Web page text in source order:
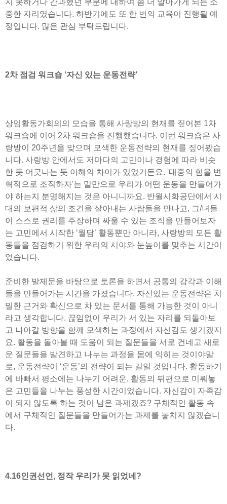
지 못하거나 간과했던 부분에 대하여 좀 더 알아가게 되는 소
중한 자리였습니다. 하반기에도 또 한 번의 교육이 진행될 예
정입니다. 많은 관심 부탁드립니다.
2차 점검 워크숍 ‘자신 있는 운동전략’
상임활동가회의의 모습을 통해 사랑방의 현재를 짚어본 1차
워크숍에 이어 2차 워크숍을 진행했습니다. 이번 워크숍은 사
랑방이 20주년을 맞으며 모색한 운동전략의 현재를 짚어봤습
니다. 사랑방 안에서도 저마다의 고민이나 경험에 따라 비슷
한 듯 어긋나는 듯 이해의 차이가 있었거든요. '대중의 힘을 변
혁적으로 조직하자'는 말만으로 우리가 어떤 운동을 만들어가
야 하는지 분명해지는 것은 아니니까요. 반월시화공단에서 시
대의 보편적 삶의 조건을 살아내는 사람들을 만나고, 그/녀들
이 스스로 권리를 주장하며 싸울 수 있는 조직을 만들어보자
는 고민에서 시작한 ‘월담’ 활동뿐만 아니라, 사랑방의 모든 활
동들을 점검하기 위한 우리의 시야와 눈높이를 맞추는 시간이
었습니다.
준비한 발제문을 바탕으로 토론을 하면서 공통의 감각과 이해
들을 만들어가는 시간을 가졌습니다. 자신있는 운동전략은 치
밀한 근거와 확신으로 차 있는 문서를 통해 가능한 것이 아니
라고 생각합니다. 끊임없이 우리가 서 있는 자리를 되돌아보
고 나아갈 방향을 함께 모색하는 과정에서 자신감도 생기겠지
요. 활동을 돌아볼 때 도움이 되는 질문들을 서로 건네고 새로
운 질문들을 발견하고 나누는 과정을 몸에 익히는 것이야말
로, 운동전략이 ‘운동’의 전략이 되는 길일 것입니다. 활동하기
에 바빠서 평소에는 나누기 어려운, 활동의 뒤편으로 미뤄놓
은 고민들을 나누는 풍성한 시간이었습니다. 자신감이 자족감
이 되지 않도록 하는 것이 남은 과제겠죠? 구체적인 활동 속
에서 구체적인 질문들을 만들어가는 과제를 놓치지 않겠습니
다.
4.16인권선언, 정작 우리가 못 읽었네?